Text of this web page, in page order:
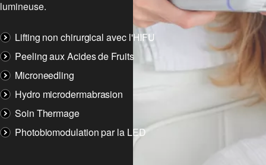
lumineuse.
Lifting non chirurgical avec l'HIFU
Peeling aux Acides de Fruits
Microneedling
Hydro microdermabrasion
Soin Thermage
Photobiomodulation par la LED